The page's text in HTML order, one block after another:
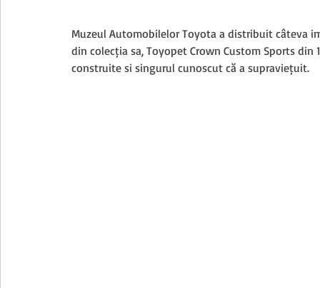
Muzeul Automobilelor Toyota a distribuit câteva
din colecția sa, Toyopet Crown Custom Sports
construite și singurul cunoscut că a supraviețuit.